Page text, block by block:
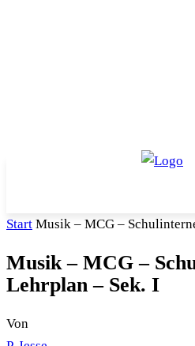
Start Musik – MCG –
Musik – MCG –
Lehrplan – Sek. I
Von